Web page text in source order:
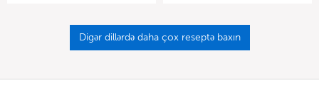
Digər dillərdə daha çox reseptə baxın